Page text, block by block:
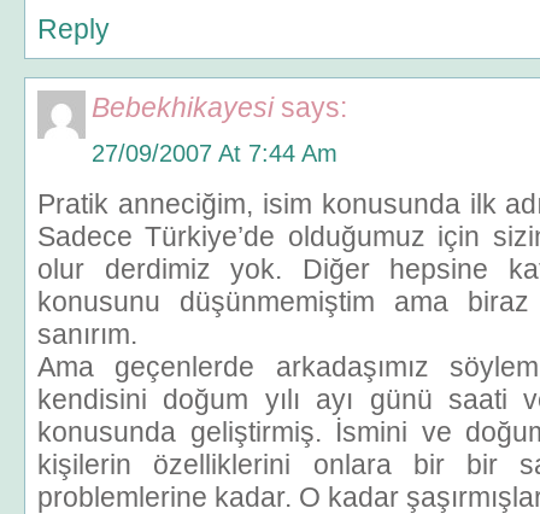
Reply
Bebekhikayesi says:
27/09/2007 At 7:44 Am
Pratik anneciğim, isim konusunda ilk
Sadece Türkiye’de olduğumuz için
olur derdimiz yok. Diğer hepsine
konusunu düşünmemiştim ama
sanırım.
Ama geçenlerde arkadaşımız
kendisini doğum yılı ayı günü saati
konusunda geliştirmiş. İsmini ve
kişilerin özelliklerini onlara bir bir
problemlerine kadar. O kadar